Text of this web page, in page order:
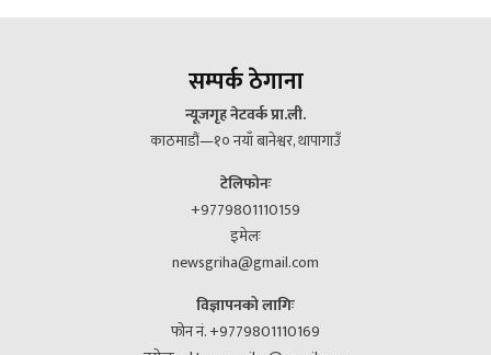
सम्पर्क ठेगाना
न्यूजगृह नेटवर्क प्रा.ली.
काठमाडौं—१० नयाँ बानेश्वर, थापागाउँ
टेलिफोनः
+9779801110159
इमेलः
newsgriha@gmail.com
विज्ञापनको लागिः
फोन नं. +9779801110169